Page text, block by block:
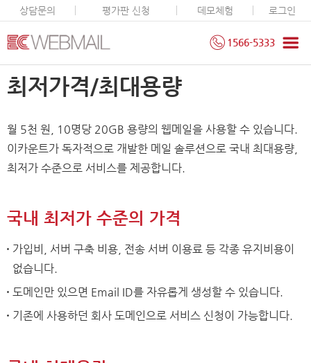
1566-5333
상담문의 평가판 신청 데모체험 로그인
최저가격/최대용량
월 5천 원, 10명당 20GB 용량의 웹메일을 사용할 수 있습니다.
이카운트가 독자적으로 개발한 메일 솔루션으로 국내 최대용량,
최저가 수준으로 서비스를 제공합니다.
국내 최저가 수준의 가격
가입비, 서버 구축 비용, 전송 서버 이용료 등 각종 유지비용이
없습니다.
도메인만 있으면 Email ID를 자유롭게 생성할 수 있습니다.
기존에 사용하던 회사 도메인으로 서비스 신청이 가능합니다.